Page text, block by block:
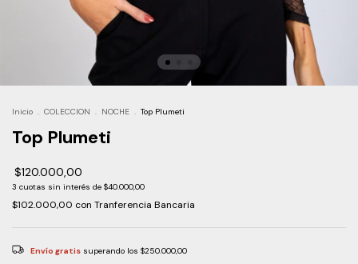
Inicio . COLECCION . NOCHE . Top Plumeti
Top Plumeti
$120.000,00
3 cuotas sin interés de $40.000,00
$102.000,00 con Tranferencia Bancaria
Envío gratis superando los $250.000,00